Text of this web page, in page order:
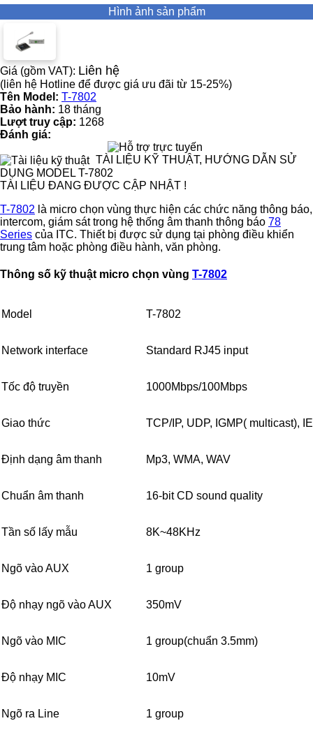
Hình ảnh sản phẩm
Giá (gồm VAT): Liên hệ
(liên hệ Hotline để được giá ưu đãi từ 15-25%)
Tên Model: T-7802
Bảo hành: 18 tháng
Lượt truy cập: 1268
Đánh giá:
TÀI LIỆU KỸ THUẬT, HƯỚNG DẪN SỬ
DỤNG MODEL T-7802
TÀI LIỆU ĐANG ĐƯỢC CẬP NHẬT !
T-7802 là micro chọn vùng thực hiện các chức năng thông báo,
intercom, giám sát trong hệ thống âm thanh thông báo 78
Series của ITC. Thiết bị được sử dụng tại phòng điều khiển
trung tâm hoặc phòng điều hành, văn phòng.
Thông số kỹ thuật micro chọn vùng T-7802
Model T-7802
Network interface Standard RJ45 input
Tốc độ truyền 1000Mbps/100Mbps
Giao thức TCP/IP, UDP, IGMP( multicast),
Định dạng âm thanh Mp3, WMA, WAV
Chuẩn âm thanh 16-bit CD sound quality
Tần số lấy mẫu 8K~48KHz
Ngõ vào AUX 1 group
Độ nhạy ngõ vào AUX 350mV
Ngõ vào MIC 1 group(chuẩn 3.5mm)
Độ nhạy MIC 10mV
Ngõ ra Line 1 group